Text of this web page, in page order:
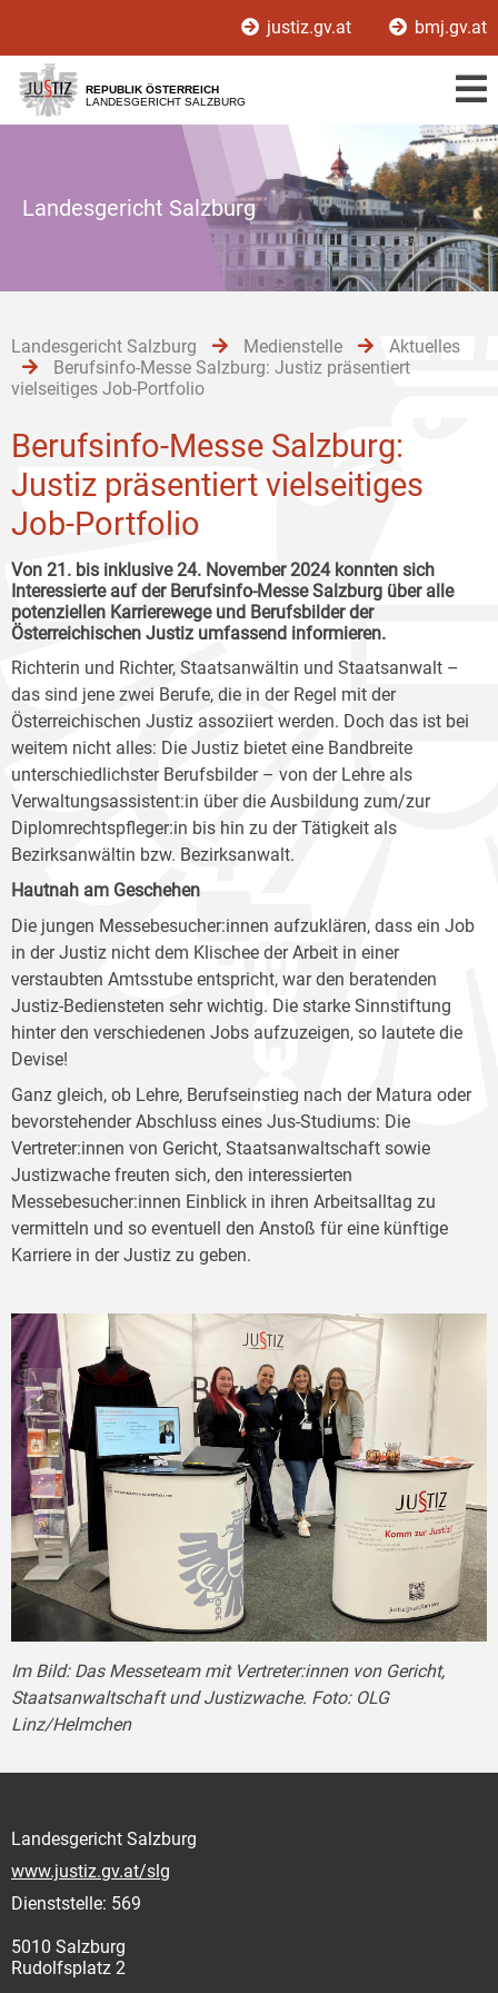
[1]
[2]
justiz.gv.at bmj.gv.at
REPUBLIK ÖSTERREICH
LANDESGERICHT SALZBURG
Landesgericht Salzburg
Landesgericht Salzburg Medienstelle
Aktuelles
Berufsinfo-Messe Salzburg: Justiz präsentiert
vielseitiges Job-Portfolio
Berufsinfo-Messe Salzburg:
Justiz präsentiert vielseitiges
Job-Portfolio
Von 21. bis inklusive 24. November 2024 konnten sich
Interessierte auf der Berufsinfo-Messe Salzburg über alle
potenziellen Karrierewege und Berufsbilder der
Österreichischen Justiz umfassend informieren.
Richterin und Richter, Staatsanwältin und Staatsanwalt –
das sind jene zwei Berufe, die in der Regel mit der
Österreichischen Justiz assoziiert werden. Doch das ist bei
weitem nicht alles: Die Justiz bietet eine Bandbreite
unterschiedlichster Berufsbilder – von der Lehre als
Verwaltungsassistent:in über die Ausbildung zum/zur
Diplomrechtspfleger:in bis hin zu der Tätigkeit als
Bezirksanwältin bzw. Bezirksanwalt.
Hautnah am Geschehen
Die jungen Messebesucher:innen aufzuklären, dass ein Job
in der Justiz nicht dem Klischee der Arbeit in einer
verstaubten Amtsstube entspricht, war den beratenden
Justiz-Bediensteten sehr wichtig. Die starke Sinnstiftung
hinter den verschiedenen Jobs aufzuzeigen, so lautete die
Devise!
Ganz gleich, ob Lehre, Berufseinstieg nach der Matura oder
bevorstehender Abschluss eines Jus-Studiums: Die
Vertreter:innen von Gericht, Staatsanwaltschaft sowie
Justizwache freuten sich, den interessierten
Messebesucher:innen Einblick in ihren Arbeitsalltag zu
vermitteln und so eventuell den Anstoß für eine künftige
Karriere in der Justiz zu geben.
Im Bild: Das Messeteam mit Vertreter:innen von Gericht,
Staatsanwaltschaft und Justizwache. Foto: OLG
Linz/Helmchen
Landesgericht Salzburg
www.justiz.gv.at/slg
Dienststelle: 569
5010 Salzburg
Rudolfsplatz 2